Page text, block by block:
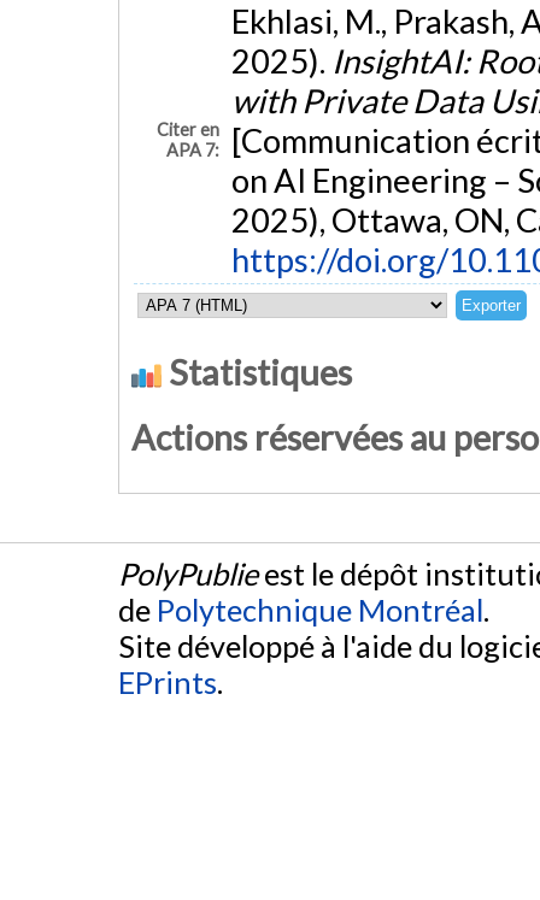
Citer en
APA 7:
Ekhlasi, M., Prakash,
2025). InsightAI:
with Private Data
[Communication
on AI Engineering –
2025), Ottawa, ON,
https://doi.org/
Statistiques
Actions réservées au
PolyPublieest le dépôt
de Polytechnique Montréal.
Site développé à l'aide du
EPrints.